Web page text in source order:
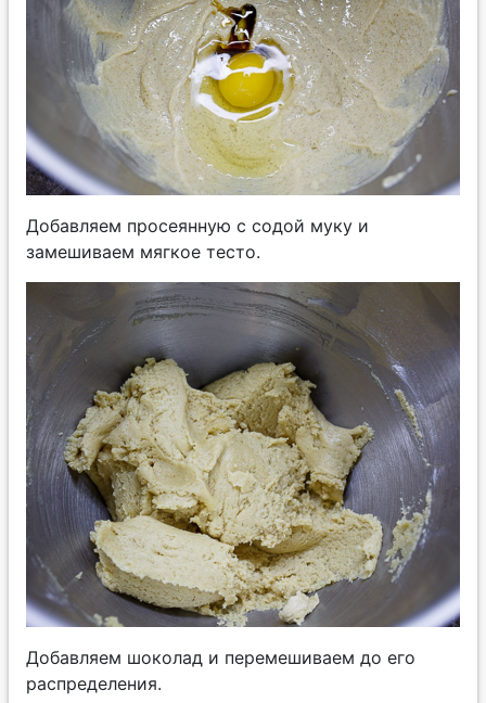
Добавляем просеянную с содой муку и
замешиваем мягкое тесто.
Добавляем шоколад и перемешиваем до его
распределения.